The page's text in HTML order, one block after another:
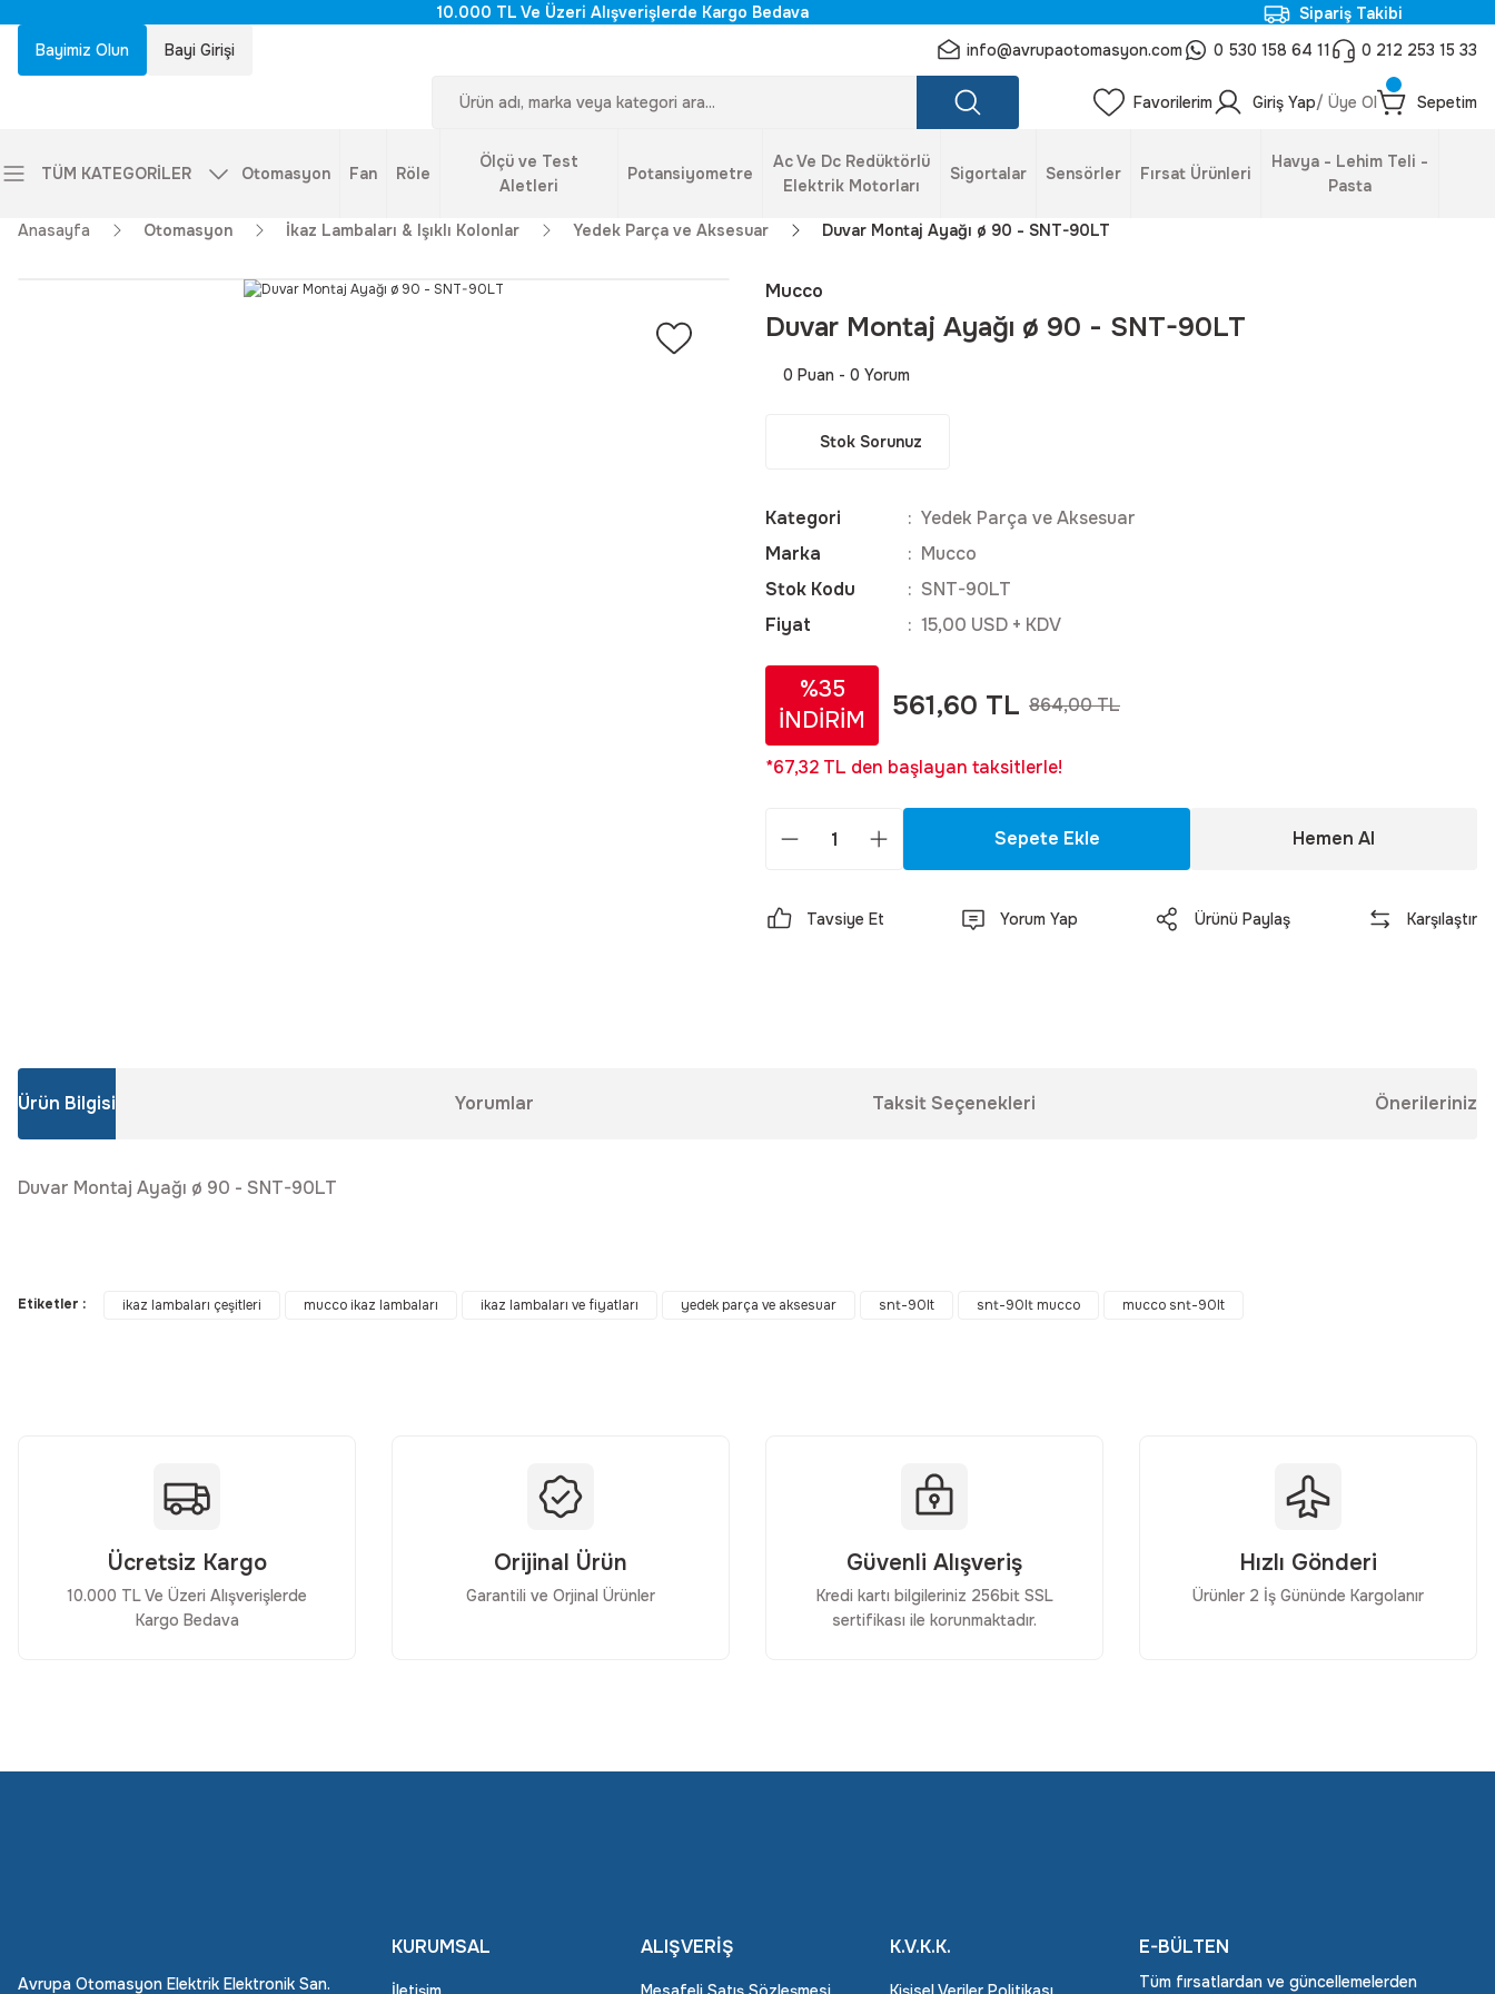
10.000 TL Ve Üzeri Alışverişlerde Kargo Bedava
Sipariş Takibi
Bayimiz Olun
Bayi Girişi info@avrupaotomasyon.com 0 530 158 64 11 0 212 253 15 33
Favorilerim Giriş Yap/ Üye Ol Sepetim
TÜM KATEGORİLER Otomasyon Fan Röle
Ölçü ve Test
Aletleri
Potansiyometre
Ac Ve Dc Redüktörlü
Elektrik Motorları
Sigortalar Sensörler Fırsat Ürünleri
Havya - Lehim Teli -
Pasta
Anasayfa Otomasyon İkaz Lambaları & Işıklı Kolonlar Yedek Parça ve Aksesuar Duvar Montaj Ayağı ø 90 - SNT-90LT
Mucco
Duvar Montaj Ayağı ø 90 - SNT-90LT
0 Puan - 0 Yorum
Stok Sorunuz
Kategori
Yedek Parça ve Aksesuar
Marka
Mucco
Stok Kodu
SNT-90LT
Fiyat
15,00 USD + KDV
%35
İNDİRİM
561,60 TL 864,00 TL
*67,32 TL den başlayan taksitlerle!
Sepete Ekle Hemen Al
Tavsiye Et Yorum Yap Ürünü Paylaş Karşılaştır
Ürün Bilgisi Yorumlar Taksit Seçenekleri Önerileriniz
Duvar Montaj Ayağı ø 90 - SNT-90LT
Bu ürüne benzer farklı alternatifler olmalı.
Etiketler : ikaz lambaları çeşitleri mucco ikaz lambaları ikaz lambaları ve fiyatları yedek parça ve aksesuar snt-90lt snt-90lt mucco mucco snt-90lt
Ücretsiz Kargo
10.000 TL Ve Üzeri Alışverişlerde
Kargo Bedava
Orijinal Ürün
Garantili ve Orjinal Ürünler
Güvenli Alışveriş
Kredi kartı bilgileriniz 256bit SSL
sertifikası ile korunmaktadır.
Hızlı Gönderi
Ürünler 2 İş Gününde Kargolanır
Avrupa Otomasyon Elektrik Elektronik San.
KURUMSAL ALIŞVERİŞ K.V.K.K. E-BÜLTEN
Tüm fırsatlardan ve güncellemelerden